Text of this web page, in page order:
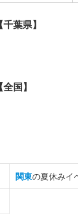
葉県】
国】
関東の夏休みイ